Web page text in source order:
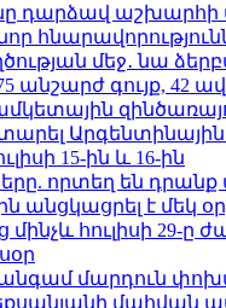
աշխարհի
մեջ․ նա
գույք, 42
Արգենտինային
15-ին և 16-ին
որտեղ են
է մեկ
մինչև հուլիսի 29-ը
մարդուն
մահվան